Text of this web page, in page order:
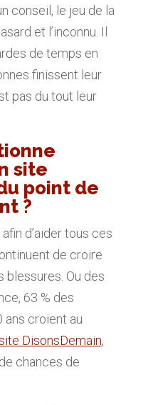
conseil, le jeu de la
et l’inconnu. Il
de temps en
finissent leur
pas du tout leur
site
point de
?
d’aider tous ces
de croire
blessures. Ou des
63 % des
ans croient au
DisonsDemain,
chances de